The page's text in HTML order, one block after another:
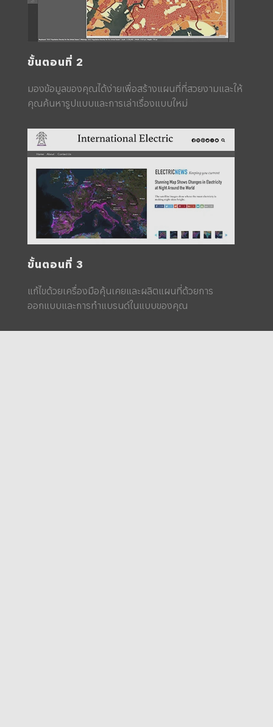
ขั้นตอนที่ 2
มองข้อมูลของคุณได้ง่ายเพื่อสร้างแผนที่ที่สวยงามและให้
คุณค้นหารูปแบบและการเล่าเรื่องแบบใหม่
ขั้นตอนที่ 3
แก้ไขด้วยเครื่องมือคุ้นเคยและผลิตแผนที่ด้วยการ
ออกแบบและการทำแบรนด์ในแบบของคุณ